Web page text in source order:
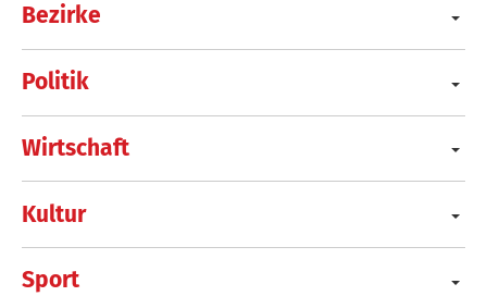
Bezirke
Politik
Wirtschaft
Kultur
Sport